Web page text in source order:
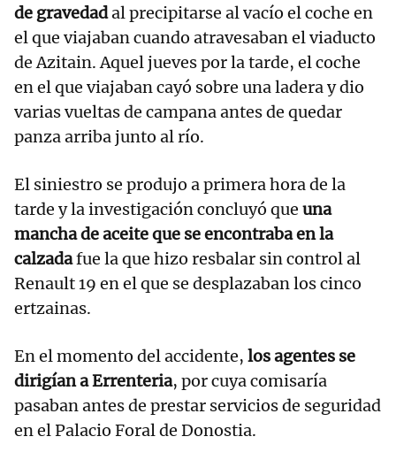
de gravedadal precipitarse al vacío el coche en
el que viajaban cuando atravesaban el viaducto
de Azitain. Aquel jueves por la tarde, el coche
en el que viajaban cayó sobre una ladera y dio
varias vueltas de campana antes de quedar
panza arriba junto al río.
El siniestro se produjo a primera hora de la
tarde y la investigación concluyó que una
mancha de aceite que se encontraba en la
calzadafue la que hizo resbalar sin control al
Renault 19 en el que se desplazaban los cinco
ertzainas.
En el momento del accidente, los agentes se
dirigían a Errenteria, por cuya comisaría
pasaban antes de prestar servicios de seguridad
en el Palacio Foral de Donostia.